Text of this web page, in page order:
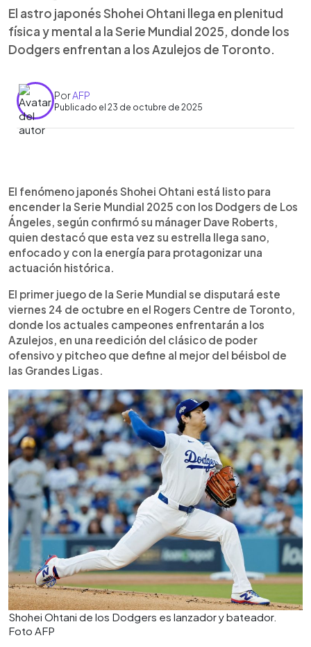
El astro japonés Shohei Ohtani llega en plenitud
física y mental a la Serie Mundial 2025, donde los
Dodgers enfrentan a los Azulejos de Toronto.
PorAFP
Publicado el 23 de octubre de 2025
► Escuchar artículo
Shohei Ohtani está listo para brillar en la Serie
Mundial 2025 con los Dodgers de Los Ángeles,
según confirmó el mánager Dave Roberts. El astro
japonés llega en óptimas condiciones físicas tras
una destacada actuación en la Serie de
Campeonato, donde conectó tres jonrones y
pasado, cuando jugó lesionado, ahora Ohtani está
preparado para ser decisivo. Aunque anticipa
nervios en el debut ante los Azulejos de Toronto,
confía en su equipo. Su compañero Freddie
Freeman lo calificó como un talento único, capaz
de marcar una época en el béisbol de Grandes
Ligas.
El fenómeno japonés Shohei Ohtani está listo para
encender la Serie Mundial 2025 con los Dodgers de Los
Ángeles, según confirmó su mánager Dave Roberts,
quien destacó que esta vez su estrella llega sano,
enfocado y con la energía para protagonizar una
actuación histórica.
El primer juego de la Serie Mundial se disputará este
viernes 24 de octubre en el Rogers Centre de Toronto,
donde los actuales campeones enfrentarán a los
Azulejos, en una reedición del clásico de poder
ofensivo y pitcheo que define al mejor del béisbol de
las Grandes Ligas.
Shohei Ohtani de los Dodgers es lanzador y bateador.
Foto AFP